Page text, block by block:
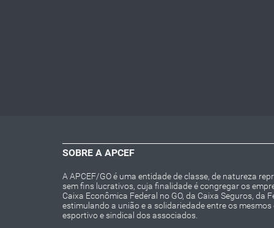
SOBRE A APCEF
A APCEF/GO é uma entidade de classe, de natureza
sem fins lucrativos, cuja finalidade é congregar os
Caixa Econômica Federal no GO, da Caixa Seguros, da
estimulando a união e a solidariedade entre os
esportivo e sindical dos associados.